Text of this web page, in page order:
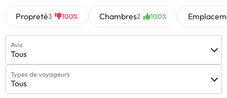
Propreté3 100% Chambres2 100%
Avis
Tous
Types de voyageurs
Tous